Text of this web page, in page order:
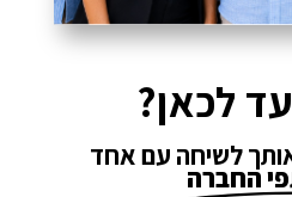
לכאן?
לשיחה עם אחד
החברה